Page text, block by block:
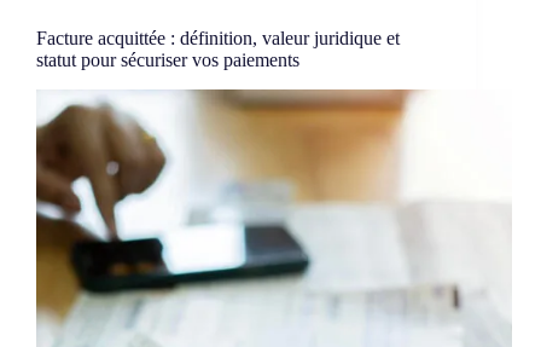
Facture acquittée : définition, valeur juridique et
statut pour sécuriser vos paiements